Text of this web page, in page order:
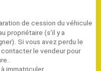
de cession du véhicule
propriétaire (s'il y a
Si vous avez perdu le
le vendeur pour
immatriculer